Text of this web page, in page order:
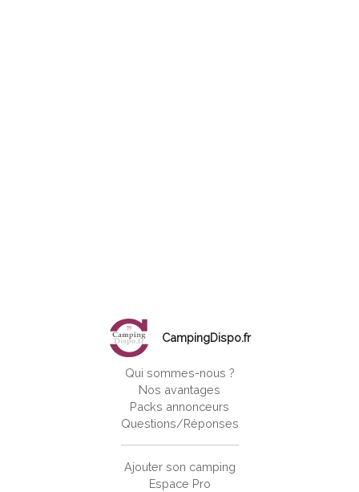
CampingDispo.fr
Qui sommes-nous ?
Nos avantages
Packs annonceurs
Questions/Réponses
Ajouter son camping
Espace Pro